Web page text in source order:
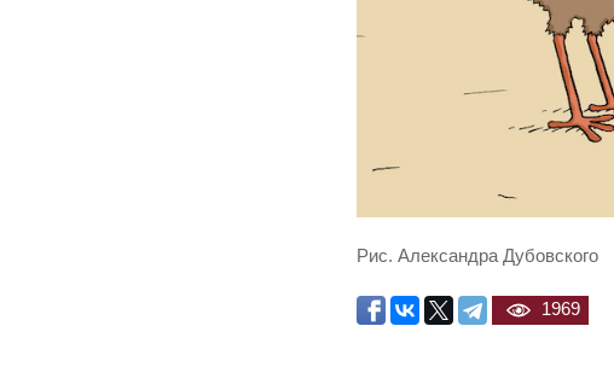
Рис. Александра Дубовского
1969